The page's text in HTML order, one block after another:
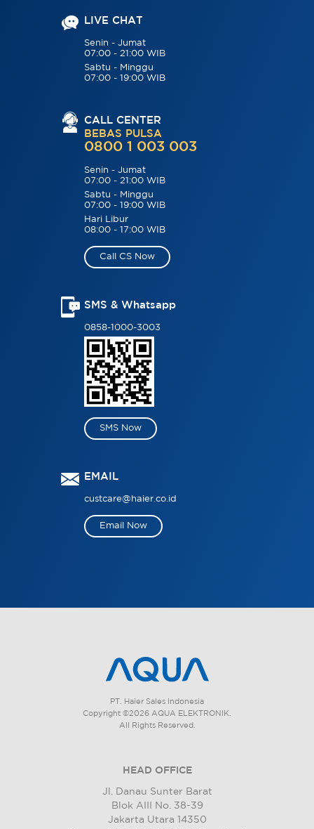
LIVE CHAT
Senin - Jumat
07:00 - 21:00 WIB
Sabtu - Minggu
07:00 - 19:00 WIB
CALL CENTER
BEBAS PULSA
0800 1 003 003
Senin - Jumat
07:00 - 21:00 WIB
Sabtu - Minggu
07:00 - 19:00 WIB
Hari Libur
08:00 - 17:00 WIB
Call CS Now
SMS & Whatsapp
0858-1000-3003
SMS Now
EMAIL
custcare@haier.co.id
Email Now
PT. Haier Sales Indonesia
Copyright ©2026 AQUA ELEKTRONIK.
All Rights Reserved.
HEAD OFFICE
Jl. Danau Sunter Barat
Blok AIII No. 38-39
Jakarta Utara 14350